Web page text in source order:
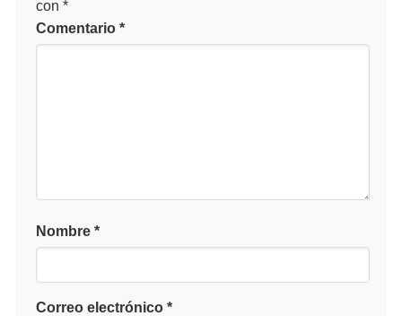
con *
Comentario *
Nombre *
Correo electrónico *